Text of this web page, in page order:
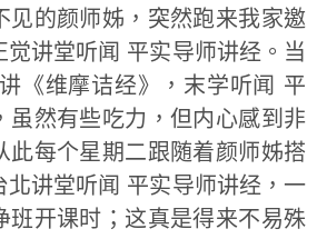
见的颜师姊，突然跑来我家邀
讲堂听闻 平实导师讲经。当
《维摩诘经》，末学听闻 平
虽然有些吃力，但内心感到非
此每个星期二跟随着颜师姊搭
北讲堂听闻 平实导师讲经，一
班开课时；这真是得来不易殊